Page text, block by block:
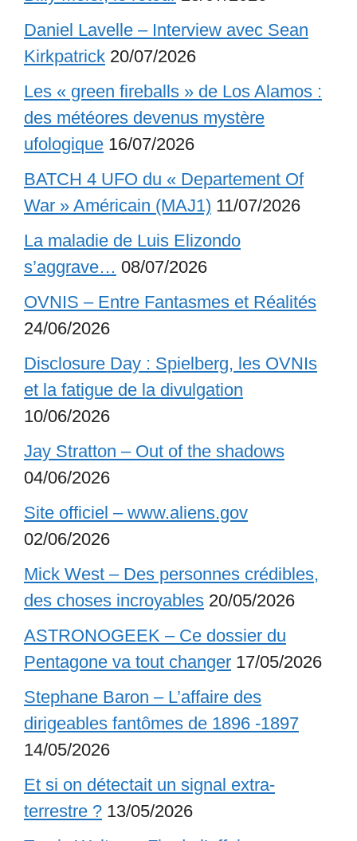
Daniel Lavelle – Interview avec Sean
Kirkpatrick 20/07/2026
Les « green fireballs » de Los Alamos :
des météores devenus mystère
ufologique 16/07/2026
BATCH 4 UFO du « Departement Of
War » Américain (MAJ1) 11/07/2026
La maladie de Luis Elizondo
s’aggrave… 08/07/2026
OVNIS – Entre Fantasmes et Réalités
24/06/2026
Disclosure Day : Spielberg, les OVNIs
et la fatigue de la divulgation
10/06/2026
Jay Stratton – Out of the shadows
04/06/2026
Site officiel – www.aliens.gov
02/06/2026
Mick West – Des personnes crédibles,
des choses incroyables 20/05/2026
ASTRONOGEEK – Ce dossier du
Pentagone va tout changer 17/05/2026
Stephane Baron – L’affaire des
dirigeables fantômes de 1896 -1897
14/05/2026
Et si on détectait un signal extra-
terrestre ? 13/05/2026